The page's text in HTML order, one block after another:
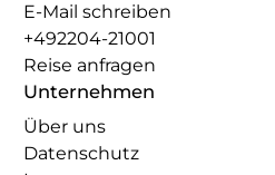
E-Mail schreiben
+492204-21001
Reise anfragen
Unternehmen
Über uns
Datenschutz